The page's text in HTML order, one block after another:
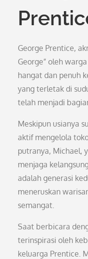
George Prentice,
George” oleh
hangat dan penuh
yang terletak di
telah menjadi
Meskipun usianya
aktif mengelola
putranya, Michael,
menjaga
adalah generasi
meneruskan
semangat.
Saat berbicara
terinspirasi oleh
keluarga Prentice.